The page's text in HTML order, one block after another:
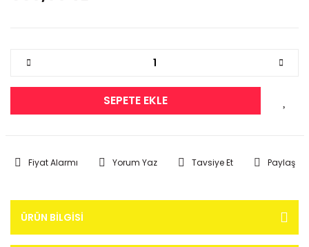
SEPETE EKLE
Fiyat Alarmı Yorum Yaz Tavsiye Et Paylaş
ÜRÜN BILGISI